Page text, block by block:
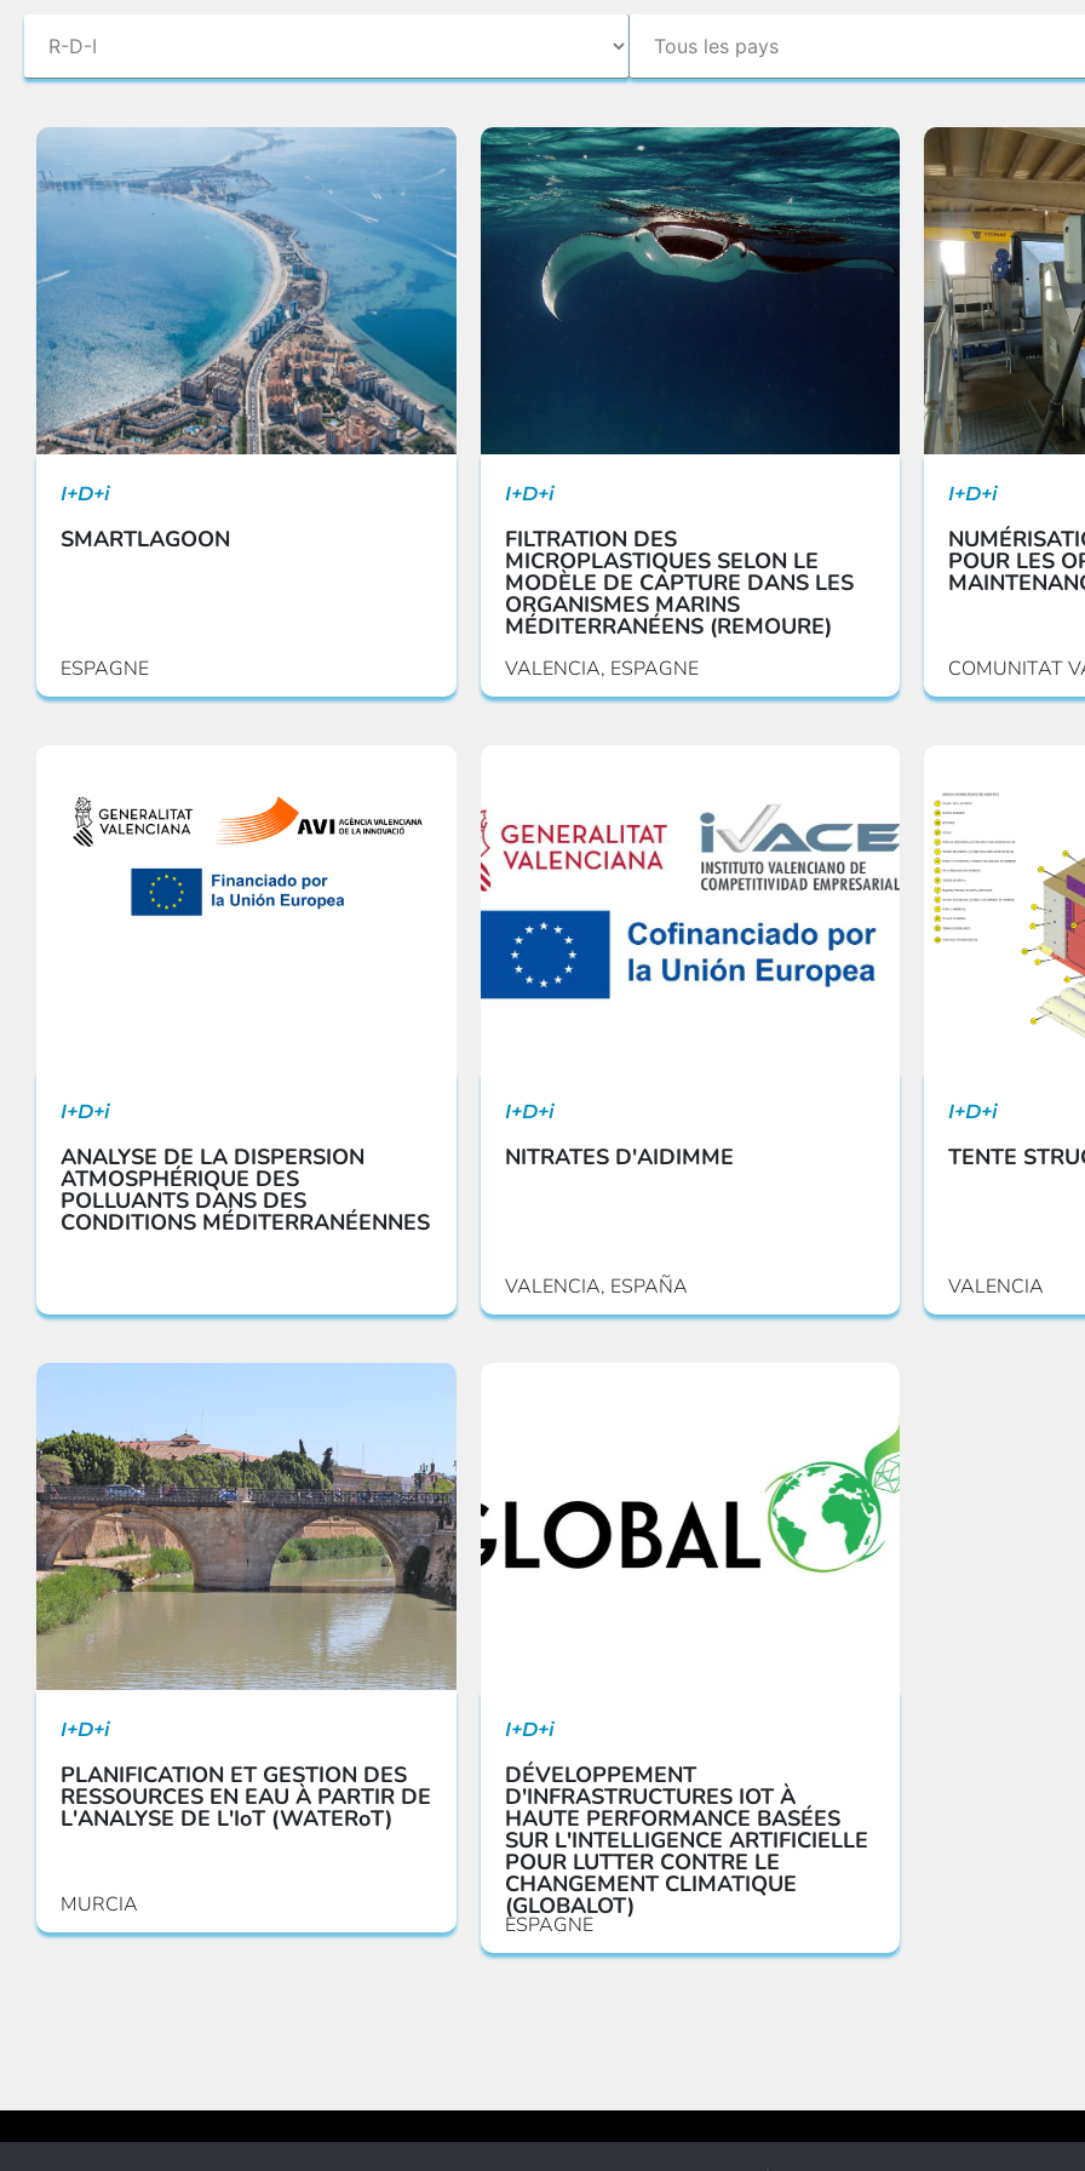
I+D+i
SMARTLAGOON
ESPAGNE
I+D+i
FILTRATION DES
MICROPLASTIQUES SELON LE
MODÈLE DE CAPTURE DANS LES
ORGANISMES MARINS
MÉDITERRANÉENS (REMOURE)
VALENCIA, ESPAGNE
I+D+i
POUR LES
COMUNITAT
I+D+i
ANALYSE DE LA DISPERSION
ATMOSPHÉRIQUE DES
POLLUANTS DANS DES
CONDITIONS MÉDITERRANÉENNES
I+D+i
NITRATES D'AIDIMME
VALENCIA, ESPAÑA
I+D+i
TENTE
VALENCIA
I+D+i
PLANIFICATION ET GESTION DES
RESSOURCES EN EAU À PARTIR DE
L'ANALYSE DE L'IoT (WATERoT)
MURCIA
I+D+i
DÉVELOPPEMENT
D'INFRASTRUCTURES IOT À
HAUTE PERFORMANCE BASÉES
SUR L'INTELLIGENCE ARTIFICIELLE
POUR LUTTER CONTRE LE
CHANGEMENT CLIMATIQUE
(GLOBALOT)
ESPAGNE